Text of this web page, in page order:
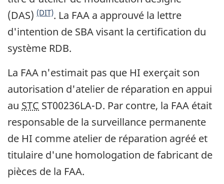
(DAS) (DIT). La FAA a approuvé la lettre
d'intention de SBA visant la certification du
système RDB.
La FAA n'estimait pas que HI exerçait son
autorisation d'atelier de réparation en appui
au STC ST00236LA-D. Par contre, la FAA était
responsable de la surveillance permanente
de HI comme atelier de réparation agréé et
titulaire d'une homologation de fabricant de
pièces de la FAA.